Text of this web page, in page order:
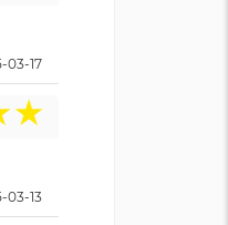
03-17
★
03-13